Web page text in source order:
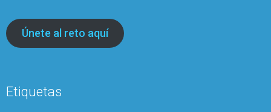
Únete al reto aquí
Etiquetas